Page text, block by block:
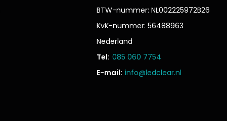
BTW-nummer: NL002225972B26
KvK-nummer: 56488963
Nederland
Tel: 085 060 7754
E-mail: info@ledclear.nl